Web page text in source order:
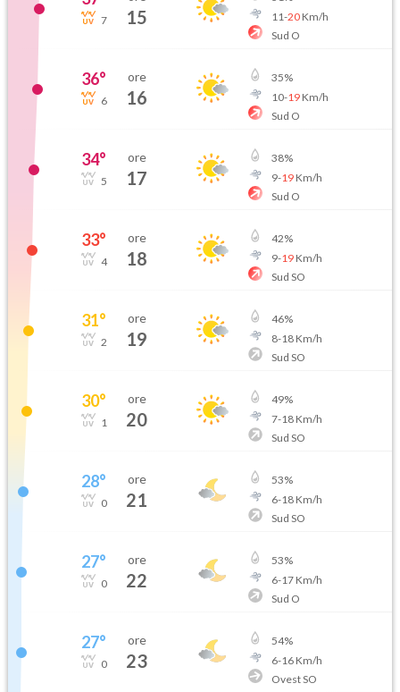
7 15
11-20Km/h
Sud O
36°
6
ore
16
35%
10-19Km/h
Sud O
34°
5
ore
17
38%
9-19Km/h
Sud O
33°
4
ore
18
42%
9-19Km/h
Sud SO
31°
2
ore
19
46%
8-18Km/h
Sud SO
30°
1
ore
20
49%
7-18Km/h
Sud SO
28°
0
ore
21
53%
6-18Km/h
Sud SO
27°
0
ore
22
53%
6-17Km/h
Sud O
27°
0
ore
23
54%
6-16Km/h
Ovest SO